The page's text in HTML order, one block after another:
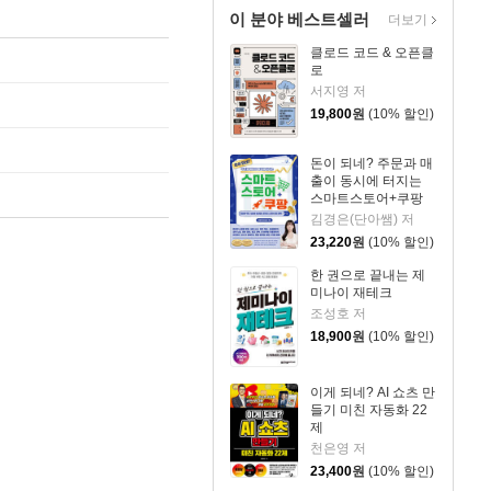
이 분야 베스트셀러
클로드 코드 & 오픈클
로
서지영 저
19,800원 (10% 할인)
돈이 되네? 주문과 매
출이 동시에 터지는
스마트스토어+쿠팡
[AI 실전 활용, 2026년
정책 반영]
김경은(단아쌤) 저
23,220원 (10% 할인)
한 권으로 끝내는 제
미나이 재테크
조성호 저
18,900원 (10% 할인)
이게 되네? AI 쇼츠 만
들기 미친 자동화 22
제
천은영 저
23,400원 (10% 할인)
더보기